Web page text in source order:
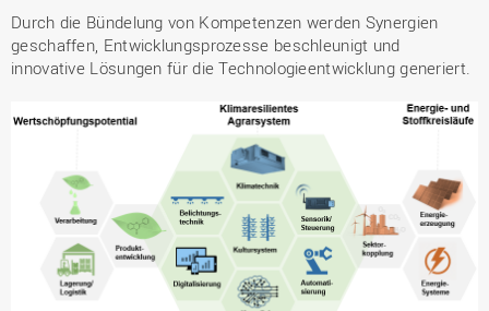
Durch die Bündelung von Kompetenzen werden Synergien
geschaffen, Entwicklungsprozesse beschleunigt und
innovative Lösungen für die Technologieentwicklung generiert.